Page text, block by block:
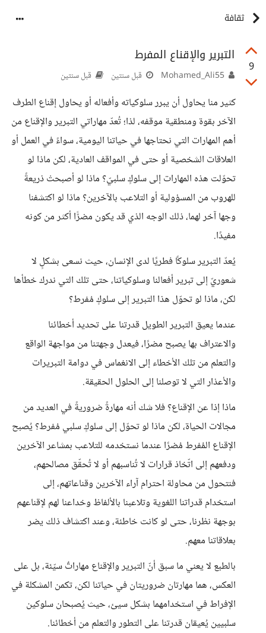
ثقافة
9
التبرير والإقناع المفرط
قبل سنتين قبل سنتين
كثير منا يحاول أن يبرر سلوكياته وأفعاله أو يحاول إقناع الطرف
الآخر بقوة ومنطقية موقفه، لذا؛ تُعدّ مهاراتي التبرير والإقناع من
أهم المهارات التي نحتاجها في حياتنا اليومية، سواءً في العمل أو
العلاقات الشخصية أو حتى في المواقف العادية، لكن ماذا لو
تحوّلت هذه المهارات إلى سلوكٍ سلبيّ؟ ماذا لو أصبحتْ ذريعةً
للهروب من المسؤولية أو التلاعب بالآخرين؟ ماذا لو اكتشفنا
وجها آخر لهما، ذلك الوجه الذي قد يكون مضرًّا أكثر من كونه
مفيدًا.
يُعدّ التبرير سلوكًا فطريًا لدى الإنسان، حيث نسعى بشكلٍ لا
شعوريّ إلى تبرير أفعالنا وسلوكياتنا، حتى تلك التي ندرك خطأها
لكن، ماذا لو تحوّل هذا التبرير إلى سلوكٍ مُفرط؟
عندما يعيق التبرير الطويل قدرتنا على تحديد أخطائنا
والاعتراف بها يصبح مضرًا، فيعدل وجهتنا من مواجهة الواقع
والتعلم من تلك الأخطاء إلى الانغماس في دوامة التبريرات
والأعذار التي لا توصلنا إلى الحلول الحقيقة.
ماذا إذا عن الإقناع؟ فلا شك أنه مهارةً ضروريةً في العديد من
مجالات الحياة، لكن ماذا لو تحوّل إلى سلوكٍ سلبي مُفرط؟ يُصبح
الإقناع المُفرط مُضرًا عندما نستخدمه للتلاعب بمشاعر الآخرين
ودفعهم إلى اتّخاذ قرارات لا تُناسبهم أو لا تُحقّق مصالحهم،
فنتحول من محاولة احترام آراء الآخرين وقناعاتهم، إلى
استخدام قدراتنا اللغوية وتلاعبنا بالألفاظ وخداعنا لهم لإقناعهم
بوجهة نظرنا، حتى لو كانت خاطئة، وعند اكتشاف ذلك يضر
بعلاقاتنا معهم.
بالطبع لا يعني ما سبق أنّ التبرير والإقناع مهاراتٌ سيّئة، بل على
العكس، هما مهارتان ضروريتان في حياتنا لكن، تكمن المشكلة في
الإفراط في استخدامهما بشكل سيئ، حيث يُصبحان سلوكين
سلبيين يُعيقان قدرتنا على التطور والتعلم من أخطائنا.